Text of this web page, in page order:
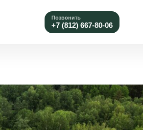
Позвонить
+7 (812) 667-80-06